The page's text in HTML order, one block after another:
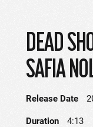
DEAD
SAFIA
Release Date
Duration 4:13